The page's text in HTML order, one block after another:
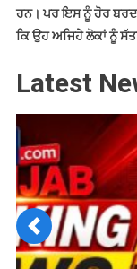
ਹਨ। ਪਰ ਇਸ ਨੂੰ ਹੋਰ
ਕਿ ਉਹ ਅਜਿਹੇ ਲੋਕਾਂ ਨੂੰ
Latest
Previous